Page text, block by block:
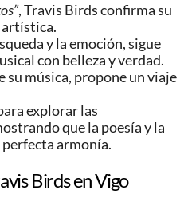
, Travis Birds confirma su
artística.
y la emoción, sigue
con belleza y verdad.
su música, propone un viaje
explorar las
que la poesía y la
armonía.
Birds en Vigo